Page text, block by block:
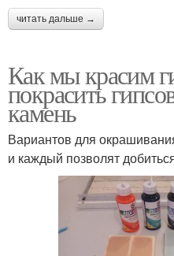
читать дальше →
Как мы красим
покрасить
камень
Вариантов для
и каждый позволят